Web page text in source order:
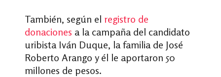
También, según el registro de
donaciones a la campaña del candidato
uribista Iván Duque, la familia de José
Roberto Arango y él le aportaron 50
millones de pesos.